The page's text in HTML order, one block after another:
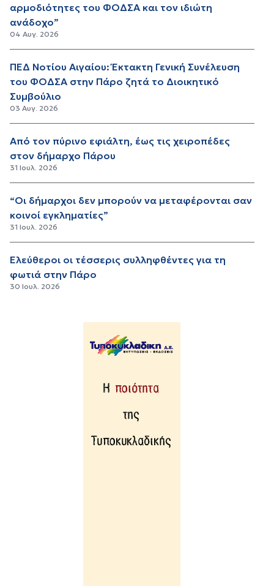
αρμοδιότητες του ΦΟΔΣΑ και τον ιδιώτη
ανάδοχο”
04 Αυγ. 2026
ΠΕΔ Νοτίου Αιγαίου: Έκτακτη Γενική Συνέλευση
του ΦΟΔΣΑ στην Πάρο ζητά το Διοικητικό
Συμβούλιο
03 Αυγ. 2026
Από τον πύρινο εφιάλτη, έως τις χειροπέδες
στον δήμαρχο Πάρου
31 Ιουλ. 2026
“Οι δήμαρχοι δεν μπορούν να μεταφέρονται σαν
κοινοί εγκληματίες”
31 Ιουλ. 2026
Ελεύθεροι οι τέσσερις συλληφθέντες για τη
φωτιά στην Πάρο
30 Ιουλ. 2026